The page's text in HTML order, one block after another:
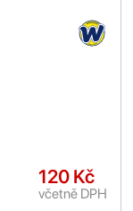
120 Kč
včetně DPH